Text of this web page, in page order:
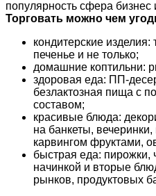
популярность сфера бизнес
Торговать можно чем
кондитерские
печенье и не только;
домашние коптильни:
здоровая еда: ПП-
безлактозная пища с
составом;
красивые блюда:
на банкеты,
карвингом фруктами,
быстрая еда: пирожки,
начинкой и вторые
рынков, продуктовых